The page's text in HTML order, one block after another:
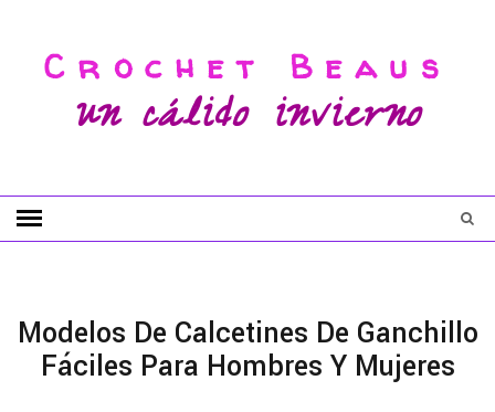
Crochet Beaus
un cálido invierno
Modelos De Calcetines De Ganchillo
Fáciles Para Hombres Y Mujeres